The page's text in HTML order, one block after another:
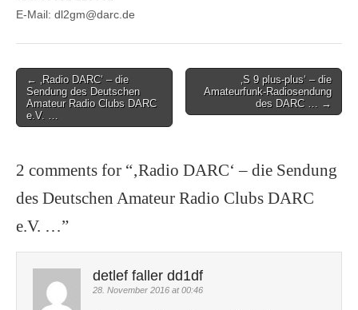
E-Mail: dl2gm@darc.de
Post
navigation
← ‚Radio DARC‘ – die
Sendung des Deutschen
Amateur Radio Clubs DARC
e.V. …
‚S 9 plus-plus‘ – die
Amateurfunk-Radiosendung
des DARC … →
2 comments for “‚Radio DARC‘ – die Sendung
des Deutschen Amateur Radio Clubs DARC
e.V. …”
detlef faller dd1df
28. November 2016 at 00:46